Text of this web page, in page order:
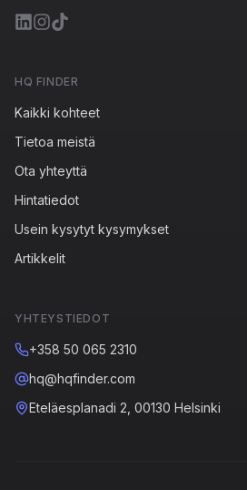
HQ FINDER
Kaikki kohteet
Tietoa meistä
Ota yhteyttä
Hintatiedot
Usein kysytyt kysymykset
Artikkelit
YHTEYSTIEDOT
+358 50 065 2310
hq@hqfinder.com
Eteläesplanadi 2, 00130 Helsinki